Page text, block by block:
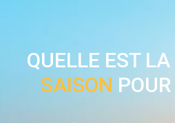
QUELLE EST
SAISON